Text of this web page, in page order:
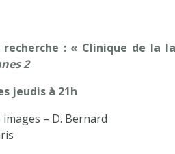
: « Clinique de la
2
jeudis à 21h
– D. Bernard